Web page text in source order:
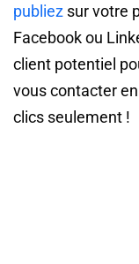
publiez sur votre
Facebook ou
client potentiel
vous contacter
clics seulement !